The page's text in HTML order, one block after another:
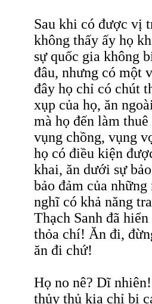
Sau khi có được vị
không thấy ấy họ
sự quốc gia không
đâu, nhưng có một
đây họ chỉ có chút
xụp của họ, ăn
mà họ đến làm
vụng chồng, vụng
họ có điều kiện
khai, ăn dưới sự
bảo đảm của
nghĩ có khả năng
Thạch Sanh đã
thỏa chí! Ăn đi,
ăn đi chứ!
Họ no nê? Dĩ
thủy thủ kia chỉ bị